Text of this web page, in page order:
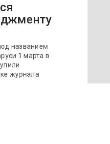
названием
1 марта в
журнала